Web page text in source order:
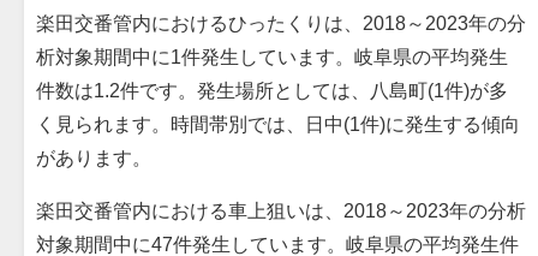
楽田交番管内におけるひったくりは、2018～2023年の分
析対象期間中に1件発生しています。岐阜県の平均発生
件数は1.2件です。発生場所としては、八島町(1件)が多
く見られます。時間帯別では、日中(1件)に発生する傾向
があります。
楽田交番管内における車上狙いは、2018～2023年の分析
対象期間中に47件発生しています。岐阜県の平均発生件